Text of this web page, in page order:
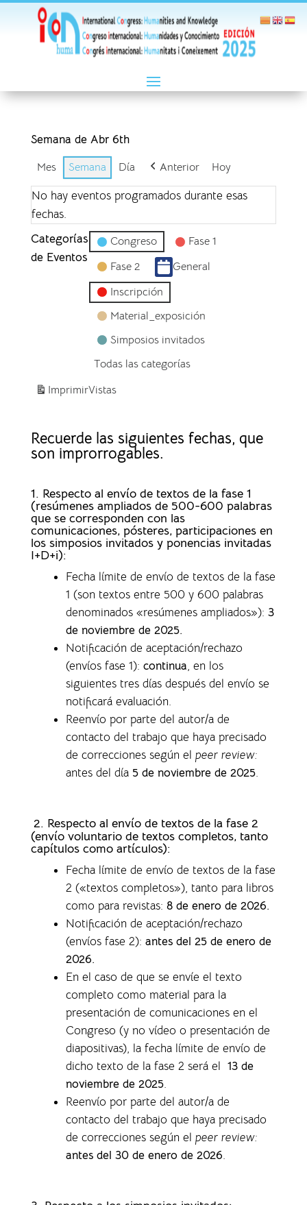
Semana de Abr 6th
Mes Semana Día Anterior Hoy
No hay eventos programados durante esas
fechas.
Categorías
de Eventos
Congreso
Fase 1
Fase 2
General
Inscripción
Material_exposición
Simposios invitados
Todas las categorías
ImprimirVistas
Recuerde las siguientes fechas, que
son improrrogables.
1. Respecto al envío de textos de la fase 1
(resúmenes ampliados de 500-600 palabras
que se corresponden con las
comunicaciones, pósteres, participaciones en
los simposios invitados y ponencias invitadas
I+D+i):
Fecha límite de envío de textos de la fase
1 (son textos entre 500 y 600 palabras
denominados «resúmenes ampliados»): 3
de noviembre de 2025.
Notificación de aceptación/rechazo
(envíos fase 1): continua, en los
siguientes tres días después del envío se
notificará evaluación.
Reenvío por parte del autor/a de
contacto del trabajo que haya precisado
de correcciones según el peer review:
antes del día 5 de noviembre de 2025.
2. Respecto al envío de textos de la fase 2
(envío voluntario de textos completos, tanto
capítulos como artículos):
Fecha límite de envío de textos de la fase
2 («textos completos»), tanto para libros
como para revistas: 8 de enero de 2026.
Notificación de aceptación/rechazo
(envíos fase 2): antes del 25 de enero de
2026.
En el caso de que se envíe el texto
completo como material para la
presentación de comunicaciones en el
Congreso (y no vídeo o presentación de
diapositivas), la fecha límite de envío de
dicho texto de la fase 2 será el 13 de
noviembre de 2025.
Reenvío por parte del autor/a de
contacto del trabajo que haya precisado
de correcciones según el peer review:
antes del 30 de enero de 2026.